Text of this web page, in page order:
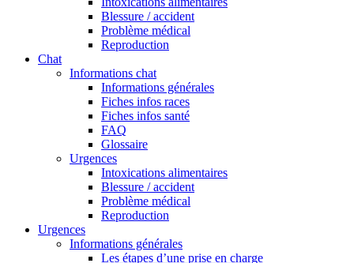
Blessure / accident
Problème médical
Reproduction
Chat
Informations chat
Informations générales
Fiches infos races
Fiches infos santé
FAQ
Glossaire
Urgences
Intoxications alimentaires
Blessure / accident
Problème médical
Reproduction
Urgences
Informations générales
Les étapes d’une prise en charge